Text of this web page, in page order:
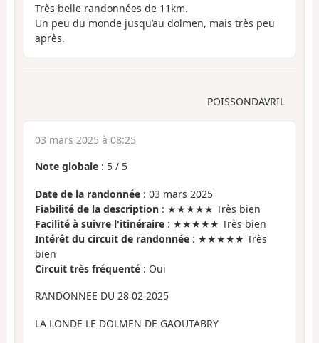
Très belle randonnées de 11km.
Un peu du monde jusqu’au dolmen, mais très peu
après.
POISSONDAVRIL
03 mars 2025 à 08:25
Note globale : 5 / 5
Date de la randonnée : 03 mars 2025
Fiabilité de la description : ★★★★★ Très bien
Facilité à suivre l'itinéraire : ★★★★★ Très bien
Intérêt du circuit de randonnée : ★★★★★ Très
bien
Circuit très fréquenté : Oui
RANDONNEE DU 28 02 2025
LA LONDE LE DOLMEN DE GAOUTABRY